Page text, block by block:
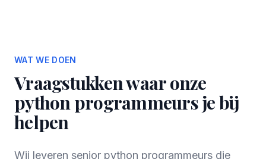
WAT WE DOEN
Vraagstukken waar onze
python programmeurs je bij
helpen
Wij leveren senior python programmeurs die